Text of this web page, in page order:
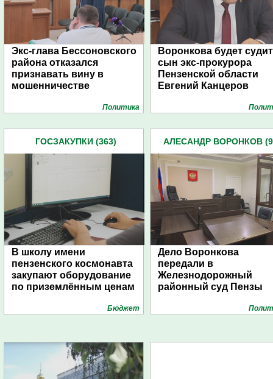
Экс-глава Бессоновского
района отказался
признавать вину в
мошенничестве
Политика
Воронкова будет
сын экс-прокурора
Пензенской области
Евгений Канцеров
ГОСЗАКУПКИ (363)
В школу имени
пензенского космонавта
закупают оборудование
по приземлённым ценам
Бюджет
АЛЕСАНДР ВОРОНКОВ
Дело Воронкова
передали в
Железнодорожный
районный суд Пензы